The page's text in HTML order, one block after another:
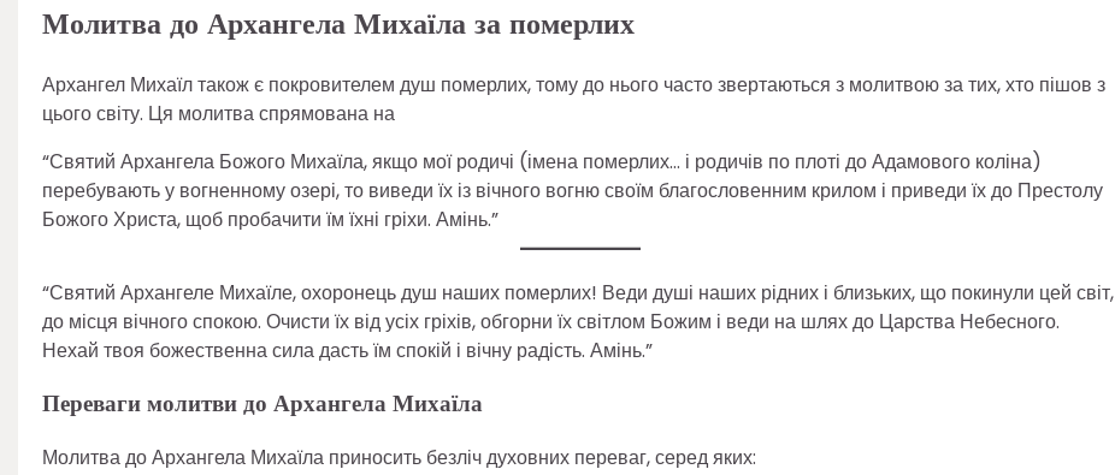
Молитва до Архангела Михаїла за померлих
Архангел Михаїл також є покровителем душ померлих, тому до нього часто звертаються з молитвою за тих, хто пішов з
цього світу. Ця молитва спрямована на
“Святий Архангела Божого Михаїла, якщо мої родичі (імена померлих… і родичів по плоті до Адамового коліна)
перебувають у вогненному озері, то виведи їх із вічного вогню своїм благословенним крилом і приведи їх до Престолу
Божого Христа, щоб пробачити їм їхні гріхи. Амінь.”
“Святий Архангеле Михаїле, охоронець душ наших померлих! Веди душі наших рідних і близьких, що покинули цей світ,
до місця вічного спокою. Очисти їх від усіх гріхів, обгорни їх світлом Божим і веди на шлях до Царства Небесного.
Нехай твоя божественна сила дасть їм спокій і вічну радість. Амінь.”
Переваги молитви до Архангела Михаїла
Молитва до Архангела Михаїла приносить безліч духовних переваг, серед яких: